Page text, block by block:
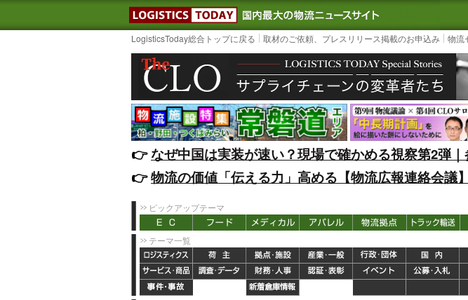
LOGISTICS TODAY｜国内最大の物流ニュー
LogisticsToday総合トップに戻る 取材のご依頼、プレスリリース掲載のお申込み 物流
👉️なぜ中国は実装が速い？現場で確かめる視察第2弾
👉️物流の価値「伝える力」高める【物流広報連絡会議
ピックアップテーマ
テーマ一覧